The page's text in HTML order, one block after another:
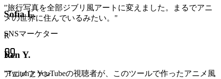
Sofia L.
SNSマーケター
"TwitchとYouTubeの視聴者が、このツールで作ったアニメ風
"旅行写真を全部ジブリ風アートに変えました。まるでアニ
メの世界に住んでいるみたい。 "
R
Ren Y.
アニメファン